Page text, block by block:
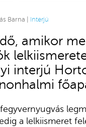
Barna | Interjú
amikor
interjú
a lelkiismeret